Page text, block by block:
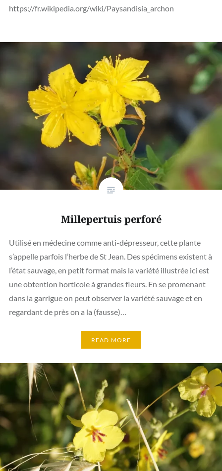
https://fr.wikipedia.org/wiki/Paysandisia_archon
Millepertuis perforé
Utilisé en médecine comme anti-dépresseur, cette plante
s’appelle parfois l’herbe de St Jean. Des spécimens existent à
l’état sauvage, en petit format mais la variété illustrée ici est
une obtention horticole à grandes fleurs. En se promenant
dans la garrigue on peut observer la variété sauvage et en
regardant de près on a la (fausse)…
READ MORE